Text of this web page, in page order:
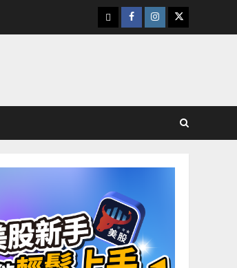
下
載
Facebook
Instagram
Twitter